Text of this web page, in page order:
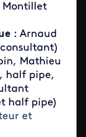
Montillet
: Arnaud
Mathieu
half pipe,
half pipe)
et